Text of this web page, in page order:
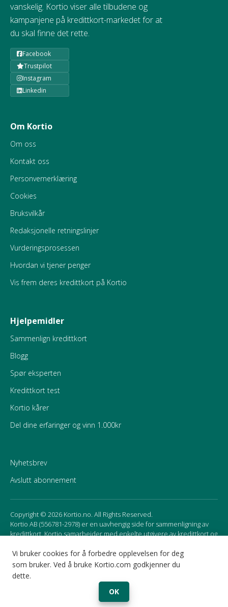
Vi bruker cookies for å forbedre opplevelsen for deg
som bruker. Ved å bruke Kortio.com godkjenner du
dette.
OK
vanskelig. Kortio viser alle tilbudene og
kampanjene på kredittkort-markedet for at
du skal finne det rette.
Facebook
Trustpilot
Instagram
Linkedin
Om Kortio
Om oss
Kontakt oss
Personvernerklæring
Cookies
Bruksvilkår
Redaksjonelle retningslinjer
Vurderingsprosessen
Hvordan vi tjener penger
Vis frem deres kredittkort på Kortio
Hjelpemidler
Sammenlign kredittkort
Blogg
Spør eksperten
Kredittkort test
Kortio kårer
Del dine erfaringer og vinn 1.000kr
Nyhetsbrev
Avslutt abonnement
Copyright © 2026 Kortio.no. All Rights Reserved.
Kortio AB (556781-2978) er en uavhengig side for sammenligning av
kredittkort. Kortio samarbeider med enkelte utgivere av kredittkort og
rekkefølgen av kortene som presenteres på siden.
Norway